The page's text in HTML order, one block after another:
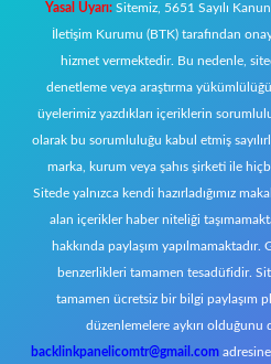
Yasal Uyarı: Sitemiz, 5651 Sayılı
İletişim Kurumu (BTK) tarafından
hizmet vermektedir. Bu nedenle,
denetleme veya araştırma
üyelerimiz yazdıkları içeriklerin
olarak bu sorumluluğu kabul etmiş
marka, kurum veya şahıs şirketi ile
Sitede yalnızca kendi hazırladığımız
alan içerikler haber niteliği
hakkında paylaşım
benzerlikleri tamamen tesadüfidir.
tamamen ücretsiz bir bilgi paylaşım
düzenlemelere aykırı olduğunu
backlinkpanelicomtr@gmail.com